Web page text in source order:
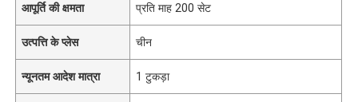
आपूर्ति की क्षमता प्रति माह 200 सेट
उत्पत्ति के प्लेस चीन
न्यूनतम आदेश मात्रा 1 टुकड़ा